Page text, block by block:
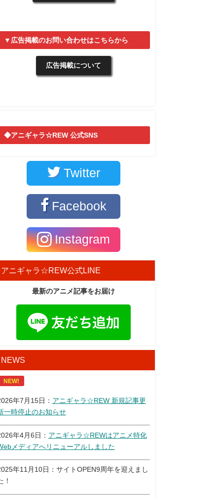
▼広告掲載のお問い合わせはこちらから
広告掲載について
◆アニギャラ☆REW 公式SNS
Twitter
Facebook
Instagram
アニギャラ☆REW公式LINE
最新のアニメ記事をお届け
NEWS
NEW!
年7月15日： アニギャラ☆REW 新規記事更
一時停止のお知らせ
年4月6日： アニギャラ☆REWはアニメ特化
メディアへリニューアルしました
年11月10日：サイトOPEN9周年を迎えまし
！